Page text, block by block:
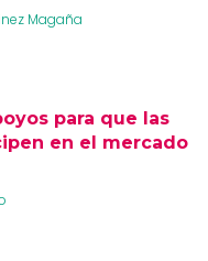
Magaña
para que las
en el mercado